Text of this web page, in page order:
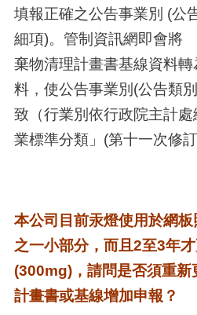
填報正確之公告事業別 (公
細項)。管制資訊網即會將
棄物清理計畫書基線資料
料，使公告事業別(公告類
致（行業別依行政院主計
業標準分類」(第十一次修訂
本公司目前汞燈使用於網
之一小部分，而且2至3年
(300mg)，請問是否須重新
計畫書或基線增加申報？